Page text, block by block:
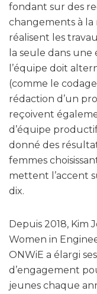
fondant sur des
changements à la
réalisent les
la seule dans
l’équipe doit
(comme le
rédaction d’un
reçoivent
d’équipe
donné des
femmes
mettent l’accent
dix.
Depuis 2018, Kim
Women in
ONWiE a élargi
d’engagement
jeunes chaque